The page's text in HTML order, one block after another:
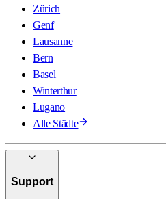
Zürich
Genf
Lausanne
Bern
Basel
Winterthur
Lugano
Alle Städte
Support